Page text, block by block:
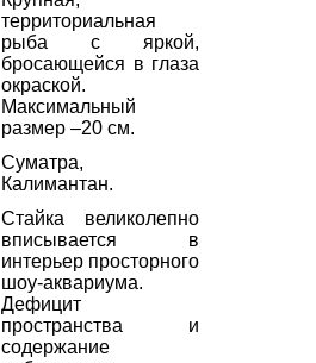
территориальная
рыба c яркой,
бросающейся в глаза
окраской.
Максимальный
размер –20 см.
Суматра,
Калимантан.
Стайка великолепно
вписывается в
интерьер просторного
шоу-аквариума.
Дефицит
пространства и
содержание